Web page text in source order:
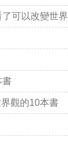
可以改變世界
書
觀的10本書